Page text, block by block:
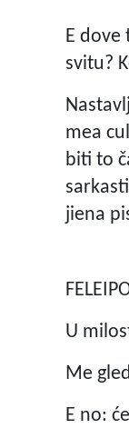
E dove
svitu?
mea
biti to
jiena
U
Me
E no: